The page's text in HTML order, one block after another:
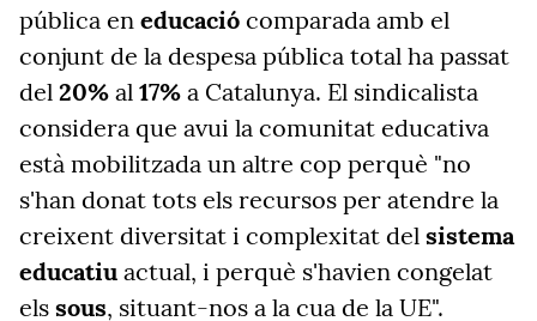
pública en educació comparada amb el
conjunt de la despesa pública total ha passat
del 20% al 17% a Catalunya. El sindicalista
considera que avui la comunitat educativa
està mobilitzada un altre cop perquè "no
s'han donat tots els recursos per atendre la
creixent diversitat i complexitat del sistema
educatiu actual, i perquè s'havien congelat
els sous, situant-nos a la cua de la UE".